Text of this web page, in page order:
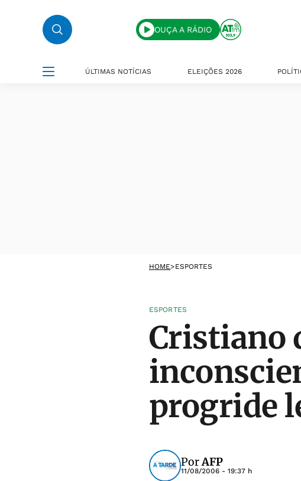
OUÇA A RÁDIO
ÚLTIMAS NOTÍCIAS ELEIÇÕES 2026
HOME>ESPORTES
ESPORTES
Cristiano
progride
PorAFP
11/08/2006 - 19:37 h